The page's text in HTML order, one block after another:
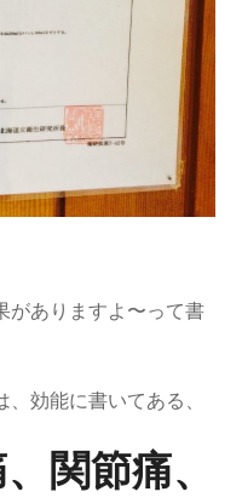
がありますよ〜って書
効能に書いてある、
関節痛、